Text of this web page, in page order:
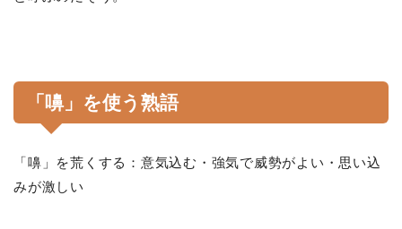
「嚊」を使う熟語
「嚊」を荒くする：意気込む・強気で威勢がよい・思い込
みが激しい